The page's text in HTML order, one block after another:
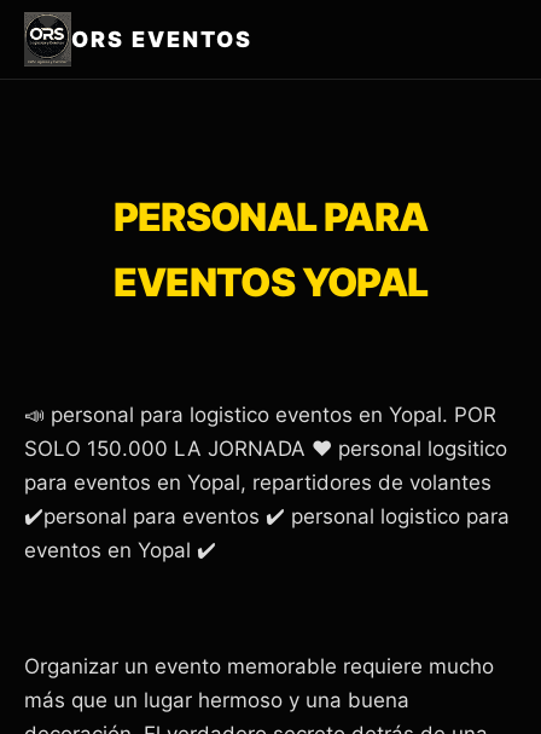
ORS EVENTOS
PERSONAL PARA
EVENTOS YOPAL
📣 personal para logistico eventos en Yopal. POR
SOLO 150.000 LA JORNADA ❤️ personal logsitico
para eventos en Yopal, repartidores de volantes
✔️personal para eventos ✔️ personal logistico para
eventos en Yopal ✔️
Organizar un evento memorable requiere mucho
más que un lugar hermoso y una buena